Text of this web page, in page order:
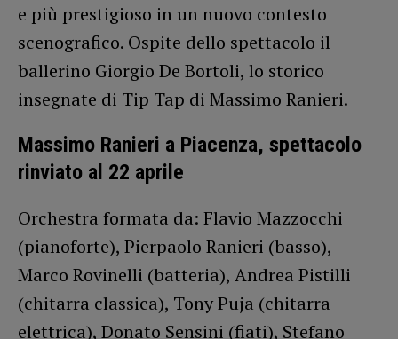
e più prestigioso in un nuovo contesto
scenografico. Ospite dello spettacolo il
ballerino Giorgio De Bortoli, lo storico
insegnate di Tip Tap di Massimo Ranieri.
Massimo Ranieri a Piacenza, spettacolo
rinviato al 22 aprile
Orchestra formata da: Flavio Mazzocchi
(pianoforte), Pierpaolo Ranieri (basso),
Marco Rovinelli (batteria), Andrea Pistilli
(chitarra classica), Tony Puja (chitarra
elettrica), Donato Sensini (fiati), Stefano